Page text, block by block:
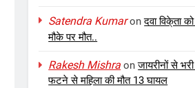
Satendra Kumaronदवा विके्ता
मौके पर मौत..
Rakesh Mishra onजायरीनों से भरी
फटने से महिला की मौत 13 घायल